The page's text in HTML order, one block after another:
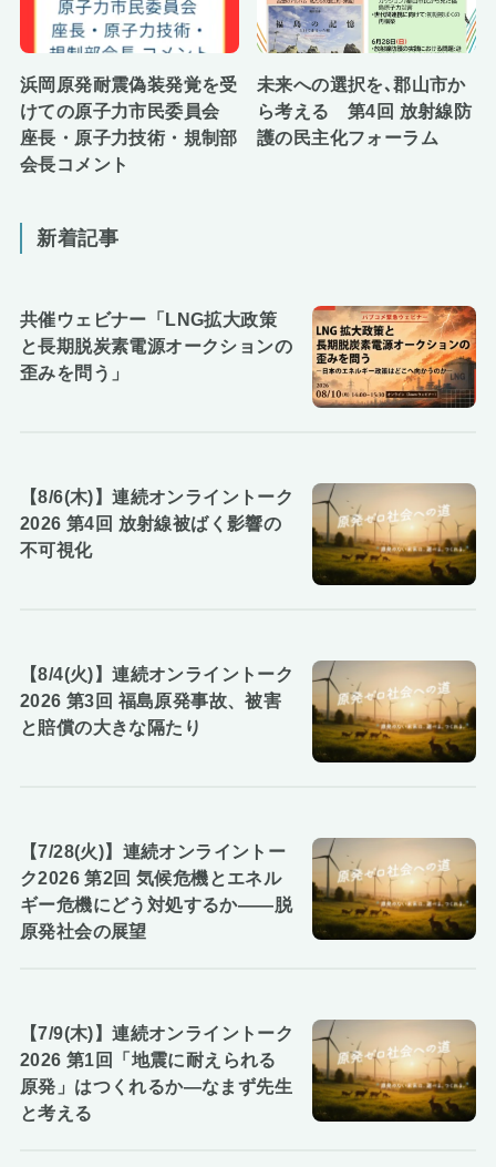
浜岡原発耐震偽装発覚を受
けての原子力市民委員会
座長・原子力技術・規制部
会長コメント
未来への選択を､郡山市か
ら考える 第4回 放射線防
護の民主化フォーラム
新着記事
共催ウェビナー「LNG拡大政策
と長期脱炭素電源オークションの
歪みを問う」
【8/6(木)】連続オンライントーク
2026 第4回 放射線被ばく影響の
不可視化
【8/4(火)】連続オンライントーク
2026 第3回 福島原発事故、被害
と賠償の大きな隔たり
【7/28(火)】連続オンライントー
ク2026 第2回 気候危機とエネル
ギー危機にどう対処するか――脱
原発社会の展望
【7/9(木)】連続オンライントーク
2026 第1回「地震に耐えられる
原発」はつくれるか―なまず先生
と考える